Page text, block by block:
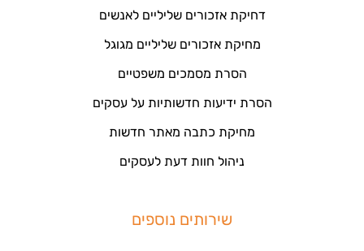
דחיקת אזכורים שליליים לאנשים
מחיקת אזכורים שליליים מגוגל
הסרת מסמכים משפטיים
הסרת ידיעות חדשותיות על עסקים
מחיקת כתבה מאתר חדשות
ניהול חוות דעת לעסקים
שירותים נוספים